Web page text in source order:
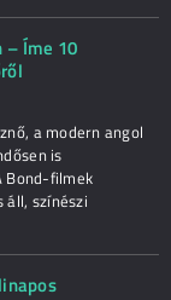
– Íme 10
a modern angol
is
Bond-filmek
áll, színészi